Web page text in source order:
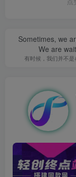
Sometimes, we
We are
有时候，我们并不